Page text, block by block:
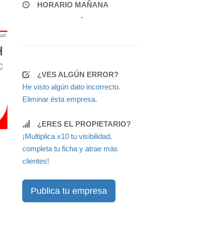
HORARIO MAÑANA
-
¿VES ALGÚN ERROR?
He visto algún dato incorrecto.
Eliminar ésta empresa.
¿ERES EL PROPIETARIO?
¡Multiplica x10 tu visibilidad,
completa tu ficha y atrae más
clientes!
Publica tu empresa